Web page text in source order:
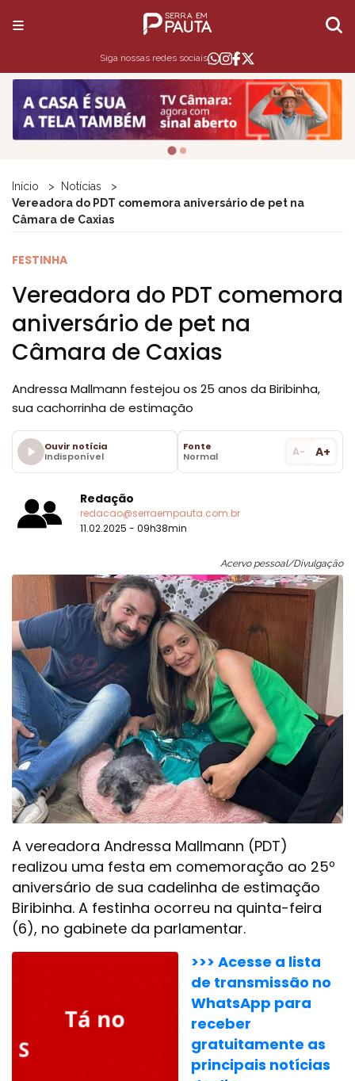
Siga nossas redes sociais
Início
Notícias
Vereadora do PDT comemora aniversário de pet na
Câmara de Caxias
FESTINHA
Vereadora do PDT comemora
aniversário de pet na
Câmara de Caxias
Andressa Mallmann festejou os 25 anos da Biribinha,
sua cachorrinha de estimação
Ouvir notícia
Indisponível
Fonte
Normal
A- A+
Redação
redacao@serraempauta.com.br
11.02.2025 - 09h38min
Acervo pessoal/Divulgação
A vereadora Andressa Mallmann (PDT)
realizou uma festa em comemoração ao 25º
aniversário de sua cadelinha de estimação
Biribinha. A festinha ocorreu na quinta-feira
(6), no gabinete da parlamentar.
>>> Acesse a lista
de transmissão no
WhatsApp para
receber
gratuitamente as
principais notícias